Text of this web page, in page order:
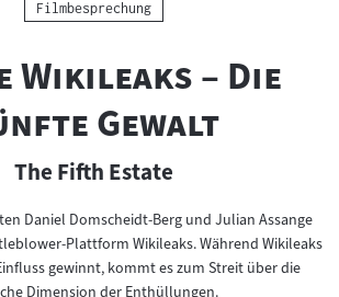
Kategorie:
Filmbesprechung
Wikileaks – Die
Gewalt"
The Fifth Estate
Daniel Domscheidt-Berg und Julian Assange
Plattform Wikileaks. Während Wikileaks
gewinnt, kommt es zum Streit über die
Dimension der Enthüllungen.